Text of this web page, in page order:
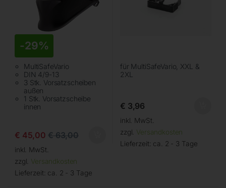
-29%
MultiSafeVario
DIN 4/9-13
3 Stk. Vorsatzscheiben
außen
1 Stk. Vorsatzscheibe
innen
€ 45,00 €63,00
inkl. MwSt.
zzgl. Versandkosten
Lieferzeit: ca. 2 - 3 Tage
für MultiSafeVario, XXL &
2XL
€ 3,96
inkl. MwSt.
zzgl. Versandkosten
Lieferzeit: ca. 2 - 3 Tage